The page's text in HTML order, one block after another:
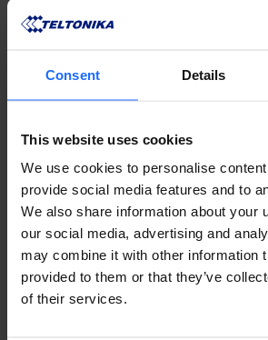
Consent Details
This website uses cookies
We use cookies to personalise
provide social media features and to
We also share information about your
our social media, advertising and
may combine it with other information
provided to them or that they’ve
of their services.
Al formar parte de la comunidad
las vulnerabilidades que afectan a